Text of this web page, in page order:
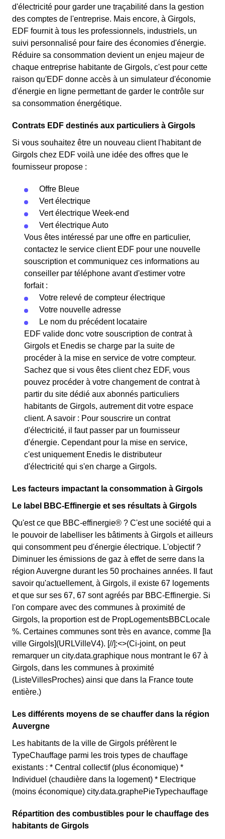
d'électricité pour garder une traçabilité dans la gestion
des comptes de l'entreprise. Mais encore, à Girgols,
EDF fournit à tous les professionnels, industriels, un
suivi personnalisé pour faire des économies d'énergie.
Réduire sa consommation devient un enjeu majeur de
chaque entreprise habitante de Girgols, c'est pour cette
raison qu'EDF donne accès à un simulateur d'économie
d'énergie en ligne permettant de garder le contrôle sur
sa consommation énergétique.
Contrats EDF destinés aux particuliers à Girgols
Si vous souhaitez être un nouveau client l'habitant de
Girgols chez EDF voilà une idée des offres que le
fournisseur propose :
Offre Bleue
Vert électrique
Vert électrique Week-end
Vert électrique Auto
Vous êtes intéressé par une offre en particulier,
contactez le service client EDF pour une nouvelle
souscription et communiquez ces informations au
conseiller par téléphone avant d'estimer votre
forfait :
Votre relevé de compteur électrique
Votre nouvelle adresse
Le nom du précédent locataire
EDF valide donc votre souscription de contrat à
Girgols et Enedis se charge par la suite de
procéder à la mise en service de votre compteur.
Sachez que si vous êtes client chez EDF, vous
pouvez procéder à votre changement de contrat à
partir du site dédié aux abonnés particuliers
habitants de Girgols, autrement dit votre espace
client. A savoir : Pour souscrire un contrat
d'électricité, il faut passer par un fournisseur
d'énergie. Cependant pour la mise en service,
c'est uniquement Enedis le distributeur
d'électricité qui s'en charge a Girgols.
Les facteurs impactant la consommation à Girgols
Le label BBC-Effinergie et ses résultats à Girgols
Qu'est ce que BBC-effinergie® ? C'est une société qui a
le pouvoir de labelliser les bâtiments à Girgols et ailleurs
qui consomment peu d'énergie électrique. L'objectif ?
Diminuer les émissions de gaz à effet de serre dans la
région Auvergne durant les 50 prochaines années. Il faut
savoir qu'actuellement, à Girgols, il existe 67 logements
et que sur ses 67, 67 sont agréés par BBC-Effinergie. Si
l'on compare avec des communes à proximité de
Girgols, la proportion est de PropLogementsBBCLocale
%. Certaines communes sont très en avance, comme [la
ville Girgols](URLVilleV4). [//]:<>(Ci-joint, on peut
remarquer un city.data.graphique nous montrant le 67 à
Girgols, dans les communes à proximité
(ListeVillesProches) ainsi que dans la France toute
entière.)
Les différents moyens de se chauffer dans la région
Auvergne
Les habitants de la ville de Girgols préfèrent le
TypeChauffage parmi les trois types de chauffage
existants : * Central collectif (plus économique) *
Individuel (chaudière dans la logement) * Electrique
(moins économique) city.data.graphePieTypechauffage
Répartition des combustibles pour le chauffage des
habitants de Girgols